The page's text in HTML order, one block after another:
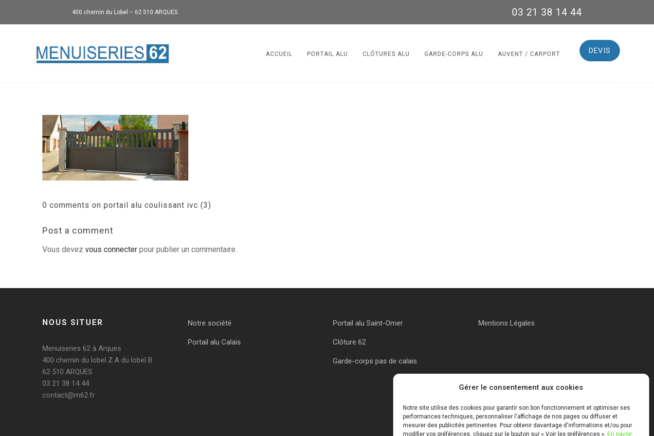
Gérer le consentement aux cookies
Notre site utilise des cookies pour garantir son bon fonctionnement et optimiser ses
performances techniques, personnaliser l'affichage de nos pages ou diffuser et
mesurer des publicités pertinentes. Pour obtenir davantage d'informations et/ou pour
modifier vos préférences, cliquez sur le bouton sur « Voir les préférences ». En savoir
400 chemin du Lobel – 62 510 ARQUES 03 21 38 14 44
DEVIS
ACCUEIL PORTAIL ALU CLÔTURES ALU GARDE-CORPS ALU AUVENT / CARPORT
0 comments on portail alu coulissant ivc (3)
Post a comment
Vous devezvous connecter pour publier un commentaire.
NOUS SITUER
Menuiseries 62 à Arques
400 chemin du lobel Z.A du lobel B
62 510 ARQUES
03 21 38 14 44
contact@m62.fr
Notre société
Portail alu Calais
Portail alu Saint-Omer
Clôture 62
Garde-corps pas de calais
Mentions Légales